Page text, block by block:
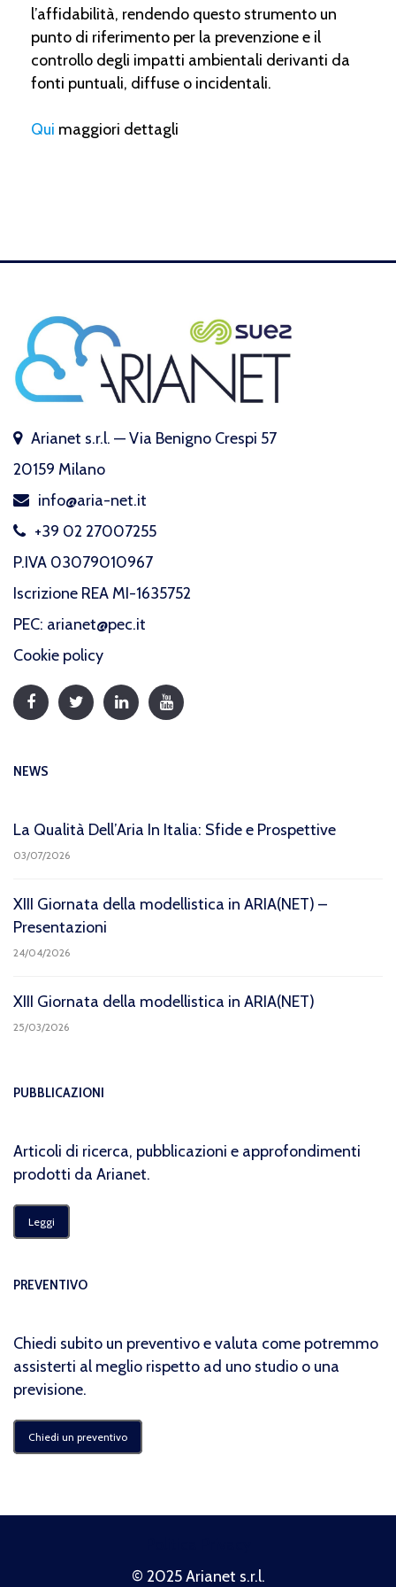
l’affidabilità, rendendo questo strumento un
punto di riferimento per la prevenzione e il
controllo degli impatti ambientali derivanti da
fonti puntuali, diffuse o incidentali.
Qui maggiori dettagli
Arianet s.r.l. — Via Benigno Crespi 57
20159 Milano
info@aria-net.it
+39 02 27007255
P.IVA 03079010967
Iscrizione REA MI-1635752
PEC: arianet@pec.it
Cookie policy
NEWS
La Qualità Dell’Aria In Italia: Sfide e Prospettive
03/07/2026
XIII Giornata della modellistica in ARIA(NET) –
Presentazioni
24/04/2026
XIII Giornata della modellistica in ARIA(NET)
25/03/2026
PUBBLICAZIONI
Articoli di ricerca, pubblicazioni e approfondimenti
prodotti da Arianet.
Leggi
PREVENTIVO
Chiedi subito un preventivo e valuta come potremmo
assisterti al meglio rispetto ad uno studio o una
previsione.
Chiedi un preventivo
© 2025 Arianet s.r.l.